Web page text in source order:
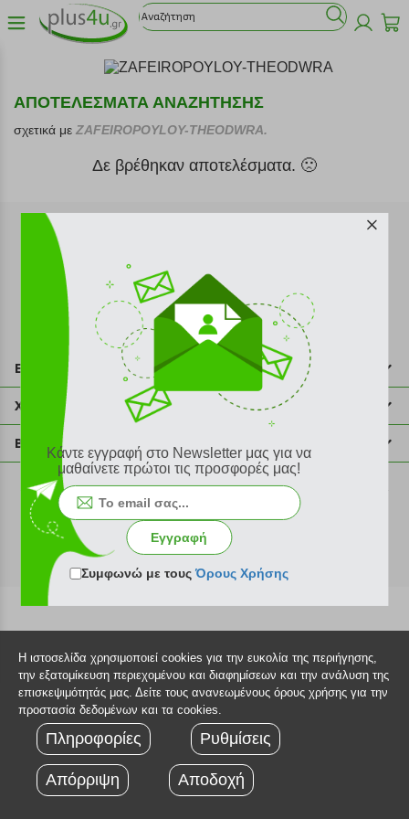
ΑΠΟΤΕΛΕΣΜΑΤΑ ΑΝΑΖΗΤΗΣΗΣ
σχετικά με ZAFEIROPOYLOY-THEODWRA.
Δε βρέθηκαν αποτελέσματα. 🙁
Εγγραφή στο newsletter
Επικοινωνία
211 2000 700
info@plus4u.gr
Χρήσιμες πληροφορίες
Η εταιρία
Σημεία παραλαβής
Ευκαιρίες καριέρας
Όροι χρήσης
Sitemap
Βοήθεια
Εξέλιξη παραγγελίας
Τρόποι παραγγελίας
Τρόποι πληρωμής
Τρόποι αποστολής
Πολιτική επιστροφών
Τεχνική υποστήριξη
©2026 Plus4u.gr
Κάντε εγγραφή στο Newsletter μας για να
μαθαίνετε πρώτοι τις προσφορές μας!
Εγγραφή
Συμφωνώ με τουςΌρους Χρήσης
Η ιστοσελίδα χρησιμοποιεί cookies για την ευκολία της περιήγησης,
την εξατομίκευση περιεχομένου και διαφημίσεων και την ανάλυση της
επισκεψιμότητάς μας. Δείτε τους ανανεωμένους όρους χρήσης για την
προστασία δεδομένων και τα cookies.
Πληροφορίες Ρυθμίσεις
Απόρριψη Αποδοχή